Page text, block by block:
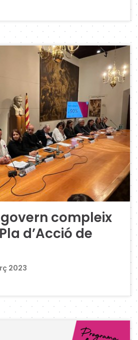
govern compleix
d’Acció de
2023